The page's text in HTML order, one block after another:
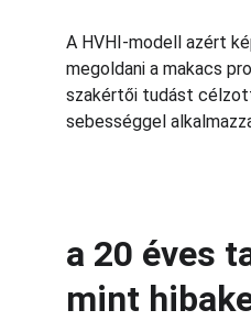
A HVHI-modell azért
megoldani a makacs
szakértői tudást
sebességgel
a 20 éves
mint